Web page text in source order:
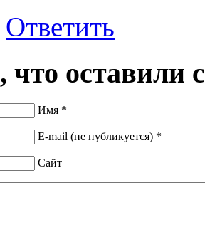
Ответить
что оставили
Имя *
E-mail (не публикуется) *
Сайт